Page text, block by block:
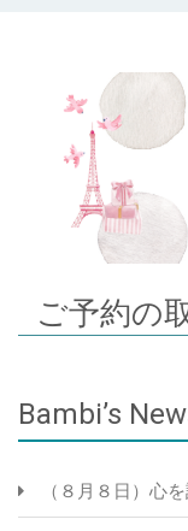
ご予約の
Bambi’s
（８月８日）心